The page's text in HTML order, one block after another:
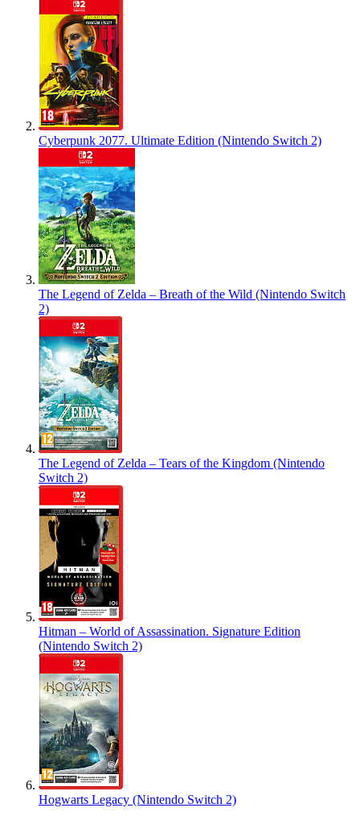
Cyberpunk 2077. Ultimate Edition (Nintendo Switch 2)
The Legend of Zelda – Breath of the Wild (Nintendo Switch
2)
The Legend of Zelda – Tears of the Kingdom (Nintendo
Switch 2)
Hitman – World of Assassination. Signature Edition
(Nintendo Switch 2)
Hogwarts Legacy (Nintendo Switch 2)